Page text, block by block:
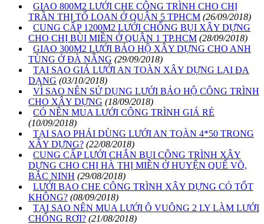
GIAO 800M2 LƯỚI CHE CÔNG TRÌNH CHO CHỊ
TRẦN THỊ TỐ LOAN Ở QUẬN 5 TPHCM (26/09/2018)
CUNG CẤP 1200M2 LƯỚI CHỐNG BỤI XÂY DỰNG
CHO CHỊ BÙI MIỀN Ở QUẬN 1 TP.HCM (28/09/2018)
GIAO 300M2 LƯỚI BẢO HỘ XÂY DỰNG CHO ANH
TÙNG Ở ĐÀ NẴNG (29/09/2018)
TẠI SAO GIÁ LƯỚI AN TOÀN XÂY DỰNG LẠI ĐA
DẠNG (03/10/2018)
VÌ SAO NÊN SỬ DỤNG LƯỚI BẢO HỘ CÔNG TRÌNH
CHO XÂY DỰNG (18/09/2018)
CÓ NÊN MUA LƯỚI CÔNG TRÌNH GIÁ RẺ
(10/09/2018)
TẠI SAO PHẢI DÙNG LƯỚI AN TOÀN 4*50 TRONG
XÂY DỰNG? (22/08/2018)
CUNG CẤP LƯỚI CHẮN BỤI CÔNG TRÌNH XÂY
DỰNG CHO CHỊ HÀ THỊ MIỀN Ở HUYỆN QUẾ VÕ,
BẮC NINH (29/08/2018)
LƯỚI BAO CHE CÔNG TRÌNH XÂY DỰNG CÓ TỐT
KHÔNG? (08/09/2018)
TẠI SAO NÊN MUA LƯỚI Ô VUÔNG 2 LY LÀM LƯỚI
CHỐNG RƠI? (21/08/2018)